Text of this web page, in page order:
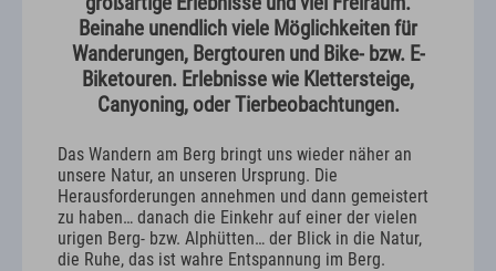
Beinahe unendlich viele Möglichkeiten für
Wanderungen, Bergtouren und Bike- bzw. E-
Biketouren. Erlebnisse wie Klettersteige,
Canyoning, oder Tierbeobachtungen.
Das Wandern am Berg bringt uns wieder näher an
unsere Natur, an unseren Ursprung. Die
Herausforderungen annehmen und dann gemeistert
zu haben… danach die Einkehr auf einer der vielen
urigen Berg- bzw. Alphütten… der Blick in die Natur,
die Ruhe, das ist wahre Entspannung im Berg.